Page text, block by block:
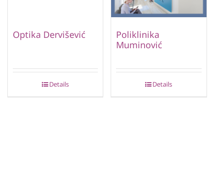
Optika Dervišević
Details
Poliklinika
Muminović
Details